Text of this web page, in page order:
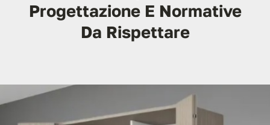
Certificazioni
Mobili Per Ufficio
Progettazione E Normative
Da Rispettare